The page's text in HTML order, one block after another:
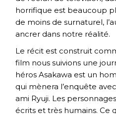
horrifique est beaucoup
de moins de surnaturel,
ancrer dans notre réalité.
Le récit est construit
film nous suivions une
héros Asakawa est un
qui mènera l’enquête
ami Ryuji. Les
écrits et très humains. Ce